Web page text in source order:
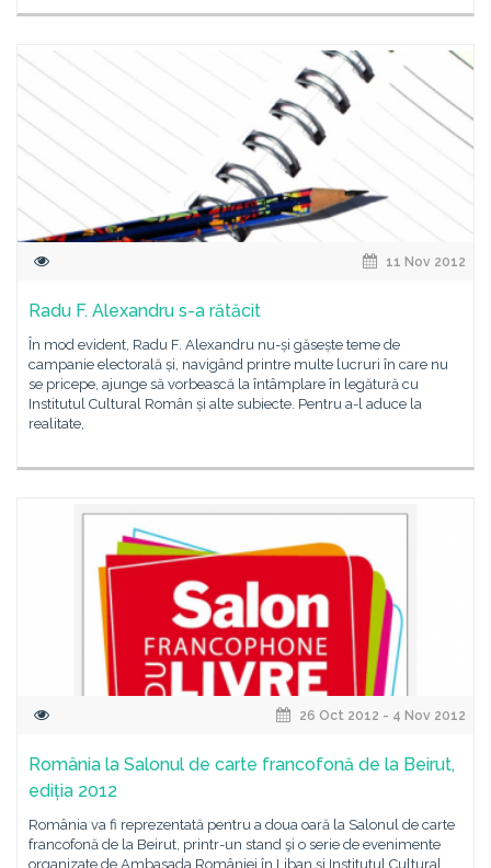
11 Nov 2012
Radu F. Alexandru s-a rătăcit
În mod evident, Radu F. Alexandru nu-și găsește teme de
campanie electorală și, navigând printre multe lucruri în care nu
se pricepe, ajunge să vorbească la întâmplare în legătură cu
Institutul Cultural Român și alte subiecte. Pentru a-l aduce la
realitate,
26 Oct 2012 - 4 Nov 2012
România la Salonul de carte francofonă de la Beirut,
ediția 2012
România va fi reprezentată pentru a doua oară la Salonul de carte
francofonă de la Beirut, printr-un stand şi o serie de evenimente
organizate de Ambasada României în Liban şi Institutul Cultural